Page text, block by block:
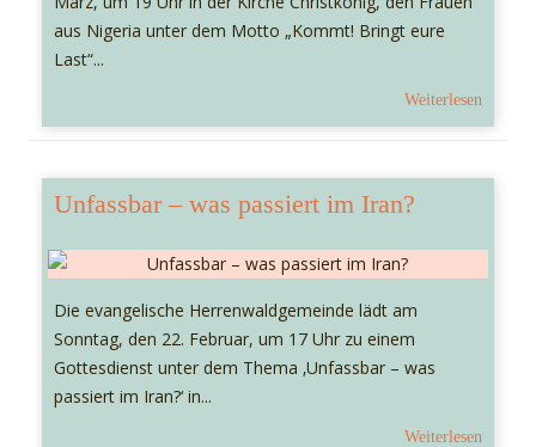
aus Nigeria unter dem Motto „Kommt! Bringt eure
Last“...
Weiterlesen
Unfassbar – was passiert im Iran?
Die evangelische Herrenwaldgemeinde lädt am
Sonntag, den 22. Februar, um 17 Uhr zu einem
Gottesdienst unter dem Thema ‚Unfassbar – was
passiert im Iran?‘ in...
Weiterlesen